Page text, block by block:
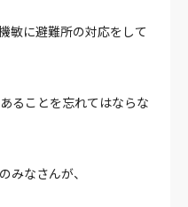
敏に避難所の対応をして
ることを忘れてはならな
みなさんが、